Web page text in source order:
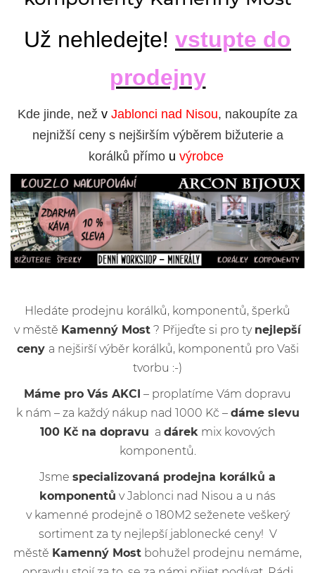
Už nehledejte! vstupte do
prodejny
Kde jinde, než v Jablonci nad Nisou, nakoupíte za
nejnižší ceny s nejširším výběrem bižuterie a
korálků přímo u výrobce
Hledáte prodejnu korálků, komponentů, šperků
v městě Kamenný Most ? Přijeďte si pro ty nejlepší
ceny a nejširší výběr korálků, komponentů pro Vaši
tvorbu :-)
Máme pro Vás AKCI – proplatíme Vám dopravu
k nám – za každý nákup nad 1000 Kč – dáme slevu
100 Kč na dopravu a dárek mix kovových
komponentů.
Jsme specializovaná prodejna korálků a
komponentů v Jablonci nad Nisou a u nás
v kamenné prodejně o 180M2 seženete veškerý
sortiment za ty nejlepší jablonecké ceny! V
městě Kamenný Most bohužel prodejnu nemáme,